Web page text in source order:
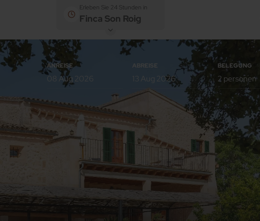
Erleben Sie 24 Stunden in
Finca Son Roig
ANREISE ABREISE BELEGUNG
Zimmer Erwachsene Kinder
Zimmer 1
Zimmer hinzufügen